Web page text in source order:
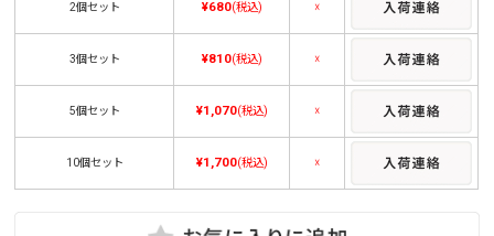
2個セット ¥680(税込) ☓
3個セット ¥810(税込) ☓
5個セット ¥1,070(税込) ☓
10個セット ¥1,700(税込) ☓